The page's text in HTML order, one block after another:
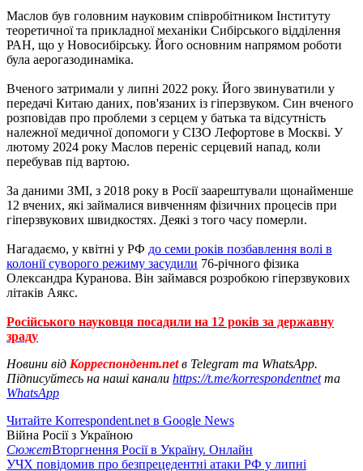
Маслов був головним науковим співробітником Інституту
теоретичної та прикладної механіки Сибірського відділення
РАН, що у Новосибірську. Його основним напрямом роботи
була аерогазодинаміка.
Вченого затримали у липні 2022 року. Його звинуватили у
передачі Китаю даних, пов'язаних із гіперзвуком. Син вченого
розповідав про проблеми з серцем у батька та відсутність
належної медичної допомоги у СІЗО Лефортове в Москві. У
лютому 2024 року Маслов переніс серцевий напад, коли
перебував під вартою.
За даними ЗМІ, з 2018 року в Росії заарештували щонайменше
12 вчених, які займалися вивченням фізичних процесів при
гіперзвукових швидкостях. Деякі з того часу померли.
Нагадаємо, у квітні у РФ до семи років позбавлення волі в
колонії суворого режиму засудили 76-річного фізика
Олександра Куранова. Він займався розробкою гіперзвукових
літаків Аякс.
Російського науковця посадили на 12 років за державну
зраду
Новини від Корреспондент.netв Telegram та WhatsApp.
Підписуйтесь на наші канали https://t.me/korrespondentnetта
WhatsApp
Читайте Korrespondent.net в Google News
Війна Росії з Україною
СюжетВторгнення Росії в Україну. Онлайн
УЧХ повідомив про безпрецедентні атаки РФ у липні